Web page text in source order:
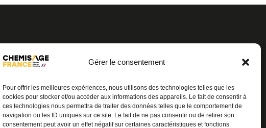
Gérer le consentement
Pour offrir les meilleures expériences, nous utilisons des technologies telles que les
cookies pour stocker et/ou accéder aux informations des appareils. Le fait de consentir à
ces technologies nous permettra de traiter des données telles que le comportement de
navigation ou les ID uniques sur ce site. Le fait de ne pas consentir ou de retirer son
consentement peut avoir un effet négatif sur certaines caractéristiques et fonctions.
BLOG
CERTIFICAT
QUALIBAT